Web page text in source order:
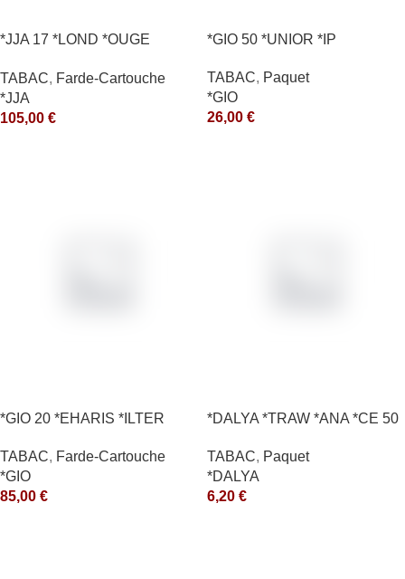
*JJA 17 *LOND *OUGE
TABAC, Farde-Cartouche
*JJA
105,00 €
*GIO 50 *UNIOR *IP
TABAC, Paquet
*GIO
26,00 €
*GIO 20 *EHARIS *ILTER
TABAC, Farde-Cartouche
*GIO
85,00 €
*DALYA *TRAW *ANA *CE 50
TABAC, Paquet
*DALYA
6,20 €